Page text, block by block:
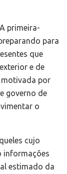
A primeira-
para
que
e de
por
governo de
o
cujo
informações
estimado da